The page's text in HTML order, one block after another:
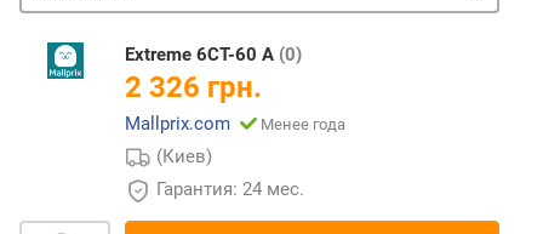
дорогим
Extreme 6CT-60 A (0)
2 326 грн.
Mallprix.com Менее года
(Киев)
Гарантия: 24 мес.